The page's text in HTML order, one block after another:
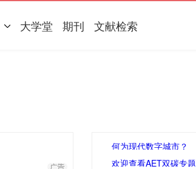
大学堂 期刊 文献检索
何为现代数字城市？
欢迎查看AET双碳专题